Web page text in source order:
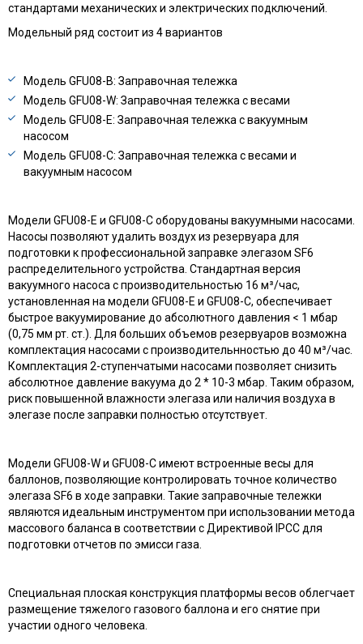
стандартами механических и электрических подключений.
Модельный ряд состоит из 4 вариантов
Модель GFU08-B: Заправочная тележка
Модель GFU08-W: Заправочная тележка с весами
Модель GFU08-E: Заправочная тележка с вакуумным
насосом
Модель GFU08-C: Заправочная тележка с весами и
вакуумным насосом
Модели GFU08-E и GFU08-C оборудованы вакуумными насосами.
Насосы позволяют удалить воздух из резервуара для
подготовки к профессиональной заправке элегазом SF6
распределительного устройства. Стандартная версия
вакуумного насоса с производительностью 16 м³/час,
установленная на модели GFU08-E и GFU08-C, обеспечивает
быстрое вакуумирование до абсолютного давления < 1 мбар
(0,75 мм рт. ст.). Для больших объемов резервуаров возможна
комплектация насосами с производительнностью до 40 м³/час.
Комплектация 2-ступенчатыми насосами позволяет снизить
абсолютное давление вакуума до 2 * 10-3 мбар. Таким образом,
риск повышенной влажности элегаза или наличия воздуха в
элегазе после заправки полностью отсутствует.
Модели GFU08-W и GFU08-C имеют встроенные весы для
баллонов, позволяющие контролировать точное количество
элегаза SF6 в ходе заправки. Такие заправочные тележки
являются идеальным инструментом при использовании метода
массового баланса в соответствии с Директивой IPCC для
подготовки отчетов по эмисси газа.
Специальная плоская конструкция платформы весов облегчает
размещение тяжелого газового баллона и его снятие при
участии одного человека.